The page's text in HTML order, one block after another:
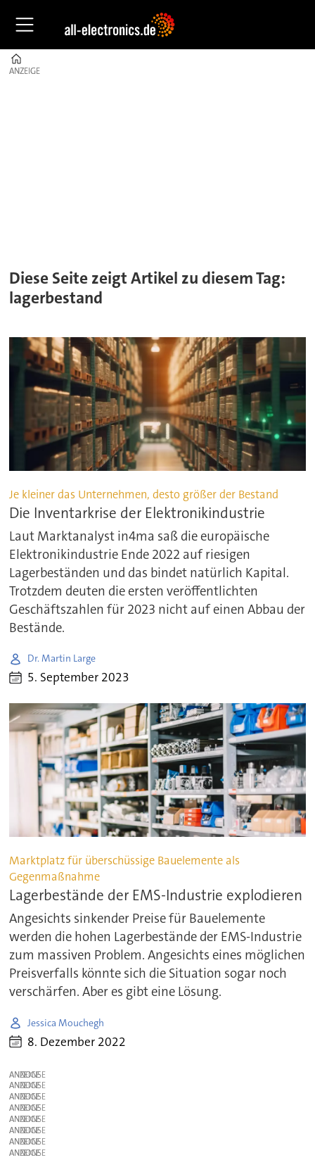
ANZEIGE
ANZEIGE
Diese Seite zeigt Artikel zu diesem Tag:
lagerbestand
Je kleiner das Unternehmen, desto größer der Bestand
Die Inventarkrise der Elektronikindustrie
Laut Marktanalyst in4ma saß die europäische
Elektronikindustrie Ende 2022 auf riesigen
Lagerbeständen und das bindet natürlich Kapital.
Trotzdem deuten die ersten veröffentlichten
Geschäftszahlen für 2023 nicht auf einen Abbau der
Bestände.
Dr. Martin Large
5. September 2023
Marktplatz für überschüssige Bauelemente als
Gegenmaßnahme
Lagerbestände der EMS-Industrie explodieren
Angesichts sinkender Preise für Bauelemente
werden die hohen Lagerbestände der EMS-Industrie
zum massiven Problem. Angesichts eines möglichen
Preisverfalls könnte sich die Situation sogar noch
verschärfen. Aber es gibt eine Lösung.
Jessica Mouchegh
8. Dezember 2022
ANZEIGE
ANZEIGE
ANZEIGE
ANZEIGE
ANZEIGE
ANZEIGE
ANZEIGE
ANZEIGE